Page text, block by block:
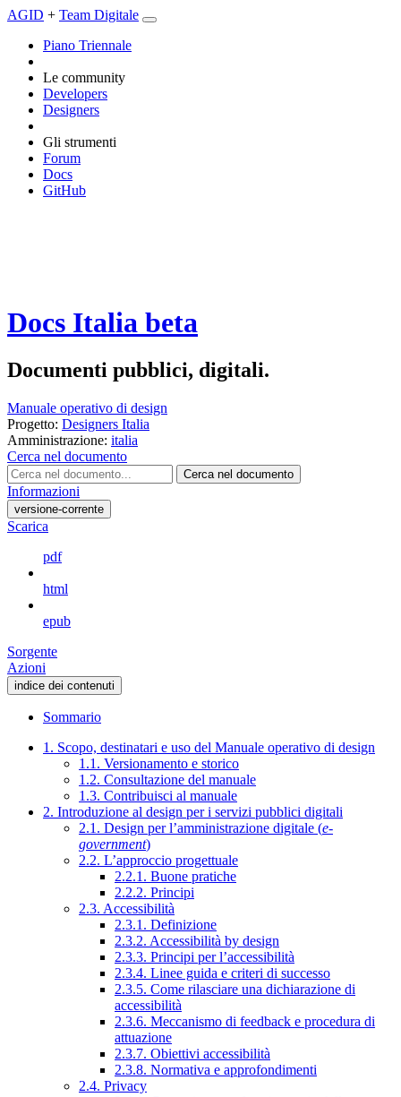
AGID + Team Digitale
Piano Triennale
Le community
Developers
Designers
Gli strumenti
Forum
Docs
GitHub
Docs Italia beta
Documenti pubblici, digitali.
Manuale operativo di design
Progetto: Designers Italia
Amministrazione: italia
Cerca nel documento
Cerca nel documento
Informazioni
versione-corrente
Scarica
pdf
html
epub
Sorgente
Azioni
indice dei contenuti
Sommario
1. Scopo, destinatari e uso del Manuale operativo di design
1.1. Versionamento e storico
1.2. Consultazione del manuale
1.3. Contribuisci al manuale
2. Introduzione al design per i servizi pubblici digitali
2.1. Design per l’amministrazione digitale (e-
government)
2.2. L’approccio progettuale
2.2.1. Buone pratiche
2.2.2. Principi
2.3. Accessibilità
2.3.1. Definizione
2.3.2. Accessibilità by design
2.3.3. Principi per l’accessibilità
2.3.4. Linee guida e criteri di successo
2.3.5. Come rilasciare una dichiarazione di
accessibilità
2.3.6. Meccanismo di feedback e procedura di
attuazione
2.3.7. Obiettivi accessibilità
2.3.8. Normativa e approfondimenti
2.4. Privacy